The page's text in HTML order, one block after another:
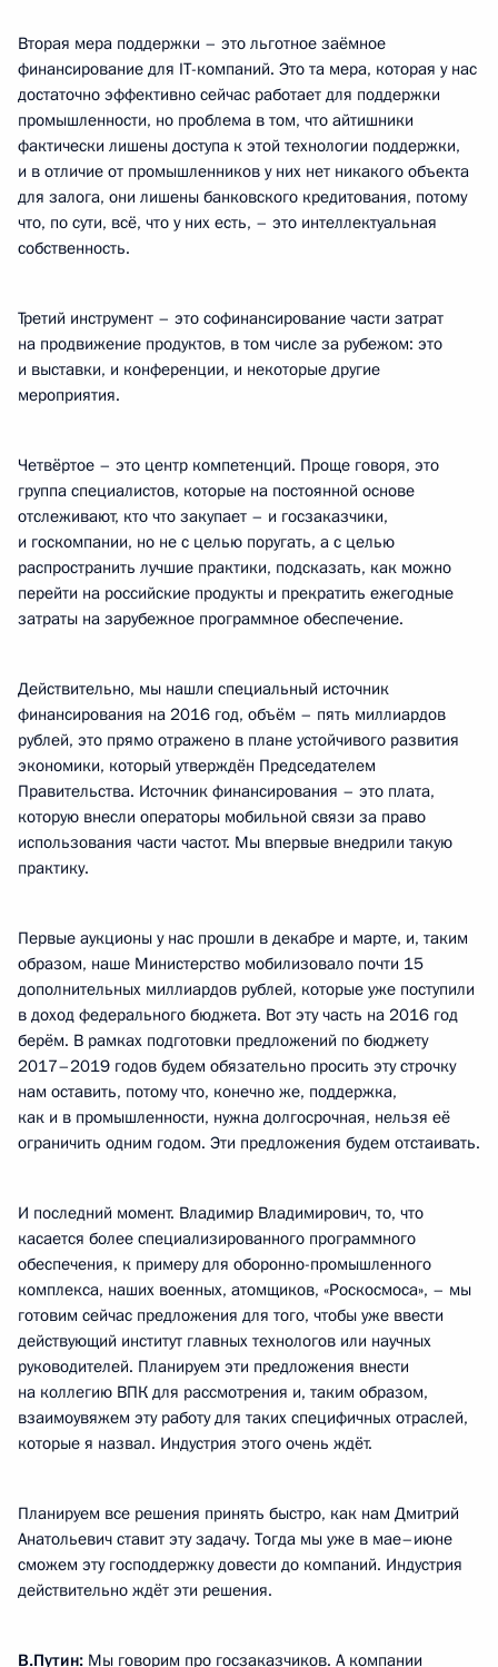
Вторая мера поддержки – это льготное заёмное
финансирование для IT-компаний. Это та мера, которая у нас
достаточно эффективно сейчас работает для поддержки
промышленности, но проблема в том, что айтишники
фактически лишены доступа к этой технологии поддержки,
и в отличие от промышленников у них нет никакого объекта
для залога, они лишены банковского кредитования, потому
что, по сути, всё, что у них есть, – это интеллектуальная
собственность.
Третий инструмент – это софинансирование части затрат
на продвижение продуктов, в том числе за рубежом: это
и выставки, и конференции, и некоторые другие
мероприятия.
Четвёртое – это центр компетенций. Проще говоря, это
группа специалистов, которые на постоянной основе
отслеживают, кто что закупает – и госзаказчики,
и госкомпании, но не с целью поругать, а с целью
распространить лучшие практики, подсказать, как можно
перейти на российские продукты и прекратить ежегодные
затраты на зарубежное программное обеспечение.
Действительно, мы нашли специальный источник
финансирования на 2016 год, объём – пять миллиардов
рублей, это прямо отражено в плане устойчивого развития
экономики, который утверждён Председателем
Правительства. Источник финансирования – это плата,
которую внесли операторы мобильной связи за право
использования части частот. Мы впервые внедрили такую
практику.
Первые аукционы у нас прошли в декабре и марте, и, таким
образом, наше Министерство мобилизовало почти 15
дополнительных миллиардов рублей, которые уже поступили
в доход федерального бюджета. Вот эту часть на 2016 год
берём. В рамках подготовки предложений по бюджету
2017–2019 годов будем обязательно просить эту строчку
нам оставить, потому что, конечно же, поддержка,
как и в промышленности, нужна долгосрочная, нельзя её
ограничить одним годом. Эти предложения будем отстаивать.
И последний момент. Владимир Владимирович, то, что
касается более специализированного программного
обеспечения, к примеру для оборонно-промышленного
комплекса, наших военных, атомщиков, «Роскосмоса», – мы
готовим сейчас предложения для того, чтобы уже ввести
действующий институт главных технологов или научных
руководителей. Планируем эти предложения внести
на коллегию ВПК для рассмотрения и, таким образом,
взаимоувяжем эту работу для таких специфичных отраслей,
которые я назвал. Индустрия этого очень ждёт.
Планируем все решения принять быстро, как нам Дмитрий
Анатольевич ставит эту задачу. Тогда мы уже в мае–июне
сможем эту господдержку довести до компаний. Индустрия
действительно ждёт эти решения.
В.Путин: Мы говорим про госзаказчиков. А компании